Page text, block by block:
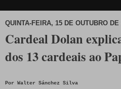
QUINTA-FEIRA, 15 DE OUTUBRO DE
Cardeal Dolan
dos 13 cardeais ao
Por Walter Sánchez Silva